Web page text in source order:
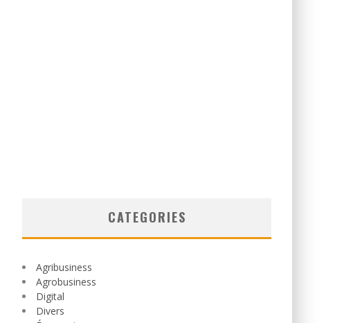
CATEGORIES
Agribusiness
Agrobusiness
Digital
Divers